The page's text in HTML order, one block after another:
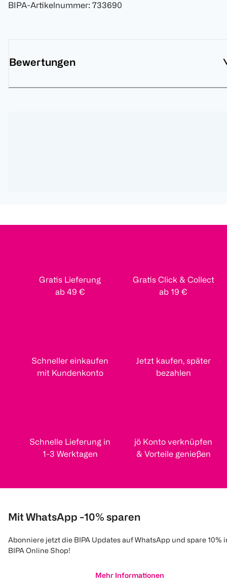
BIPA-Artikelnummer: 733690
Bewertungen
Gratis Lieferung
ab 49 €
Gratis Click & Collect
ab 19 €
Schneller einkaufen
mit Kundenkonto
Jetzt kaufen, später
bezahlen
Schnelle Lieferung in
1-3 Werktagen
jö Konto verknüpfen
& Vorteile genießen
Mit WhatsApp -10% sparen
Abonniere jetzt die BIPA Updates auf WhatsApp und spare 10%
BIPA Online Shop!
Mehr Informationen